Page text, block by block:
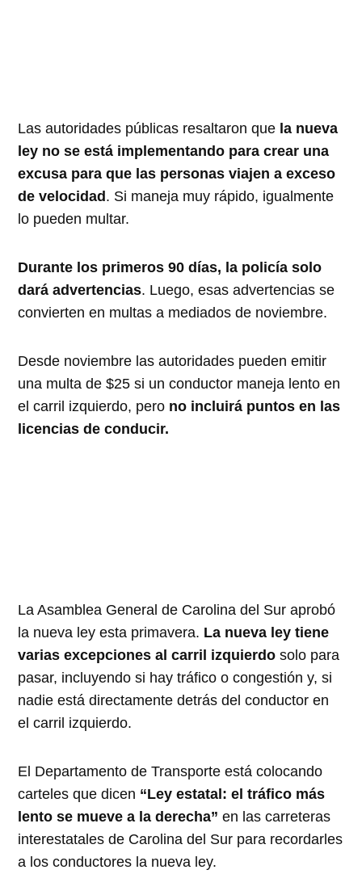
Las autoridades públicas resaltaron que la nueva
ley no se está implementando para crear una
excusa para que las personas viajen a exceso
de velocidad. Si maneja muy rápido, igualmente
lo pueden multar.
Durante los primeros 90 días, la policía solo
dará advertencias. Luego, esas advertencias se
convierten en multas a mediados de noviembre.
Desde noviembre las autoridades pueden emitir
una multa de $25 si un conductor maneja lento en
el carril izquierdo, pero no incluirá puntos en las
licencias de conducir.
La Asamblea General de Carolina del Sur aprobó
la nueva ley esta primavera. La nueva ley tiene
varias excepciones al carril izquierdo solo para
pasar, incluyendo si hay tráfico o congestión y, si
nadie está directamente detrás del conductor en
el carril izquierdo.
El Departamento de Transporte está colocando
carteles que dicen “Ley estatal: el tráfico más
lento se mueve a la derecha” en las carreteras
interestatales de Carolina del Sur para recordarles
a los conductores la nueva ley.